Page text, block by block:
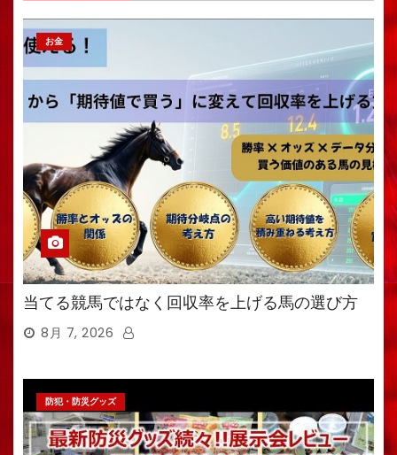
お金
当てる競馬ではなく回収率を上げる馬の選び方
8月 7, 2026
防犯・防災グッズ